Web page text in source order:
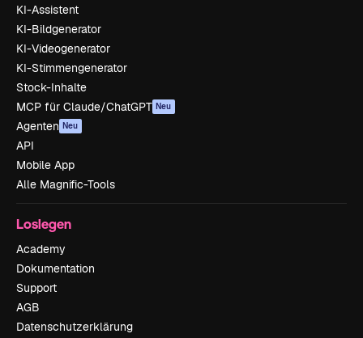
KI-Assistent
KI-Bildgenerator
KI-Videogenerator
KI-Stimmengenerator
Stock-Inhalte
MCP für Claude/ChatGPT Neu
Agenten Neu
API
Mobile App
Alle Magnific-Tools
Loslegen
Academy
Dokumentation
Support
AGB
Datenschutzerklärung